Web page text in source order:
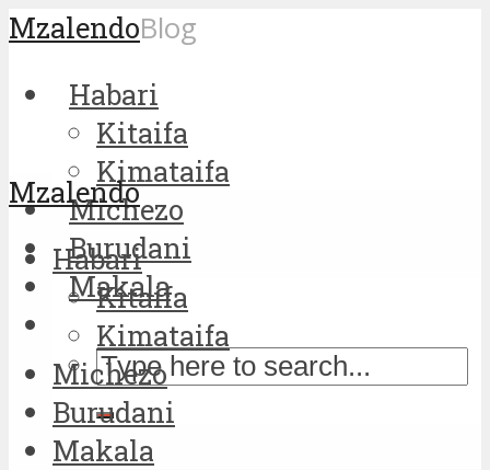
MzalendoBlog
Habari
Kitaifa
Kimataifa
Michezo
Burudani
Makala
Mzalendo
Habari
Kitaifa
Kimataifa
Michezo
Burudani
Makala